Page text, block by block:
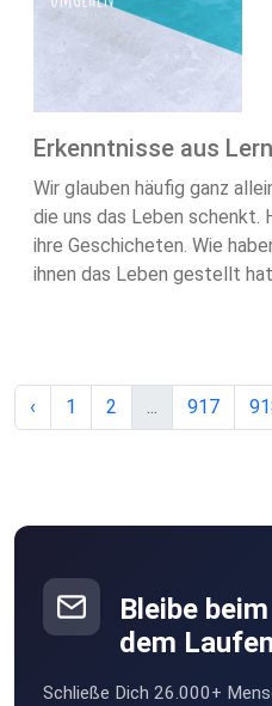
Erkenntnisse aus
Wir glauben häufig ganz
die uns das Leben schenkt.
ihre Geschicheten. Wie
ihnen das Leben gestellt
‹ 1 2 ... 917
Bleibe
dem
Schließe Dich 26.000+